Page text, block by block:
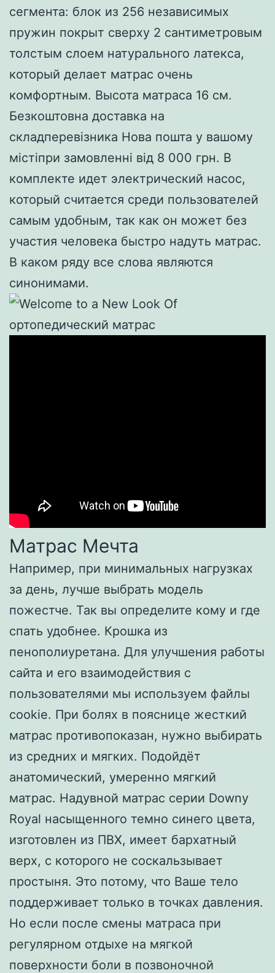
сегмента: блок из 256 независимых
пружин покрыт сверху 2 сантиметровым
толстым слоем натурального латекса,
который делает матрас очень
комфортным. Высота матраса 16 см.
Безкоштовна доставка на
складперевізника Нова пошта у вашому
містіпри замовленні від 8 000 грн. В
комплекте идет электрический насос,
который считается среди пользователей
самым удобным, так как он может без
участия человека быстро надуть матрас.
В каком ряду все слова являются
синонимами.
Матрас Мечта
Например, при минимальных нагрузках
за день, лучше выбрать модель
пожестче. Так вы определите кому и где
спать удобнее. Крошка из
пенополиуретана. Для улучшения работы
сайта и его взаимодействия с
пользователями мы используем файлы
cookie. При болях в пояснице жесткий
матрас противопоказан, нужно выбирать
из средних и мягких. Подойдёт
анатомический, умеренно мягкий
матрас. Надувной матрас серии Downy
Royal насыщенного темно синего цвета,
изготовлен из ПВХ, имеет бархатный
верх, с которого не соскальзывает
простыня. Это потому, что Ваше тело
поддерживает только в точках давления.
Но если после смены матраса при
регулярном отдыхе на мягкой
поверхности боли в позвоночной